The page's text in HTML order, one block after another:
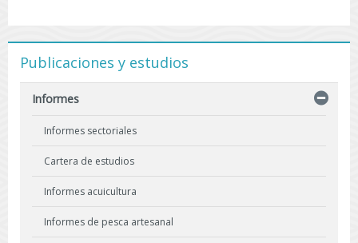
Publicaciones y estudios
Informes
Informes sectoriales
Cartera de estudios
Informes acuicultura
Informes de pesca artesanal